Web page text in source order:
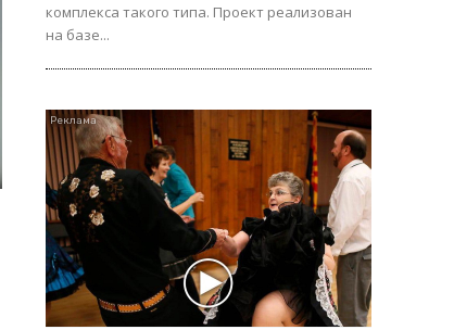
комплекса такого типа. Проект реализован
на базе...